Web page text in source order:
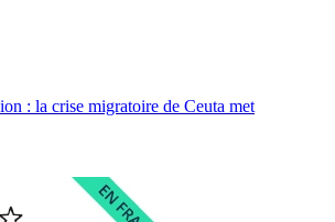
: la crise migratoire de Ceuta met